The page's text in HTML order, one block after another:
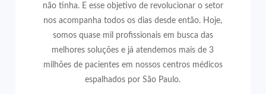
não tinha. E esse objetivo de revolucionar o setor
nos acompanha todos os dias desde então. Hoje,
somos quase mil profissionais em busca das
melhores soluções e já atendemos mais de 3
milhões de pacientes em nossos centros médicos
espalhados por São Paulo.